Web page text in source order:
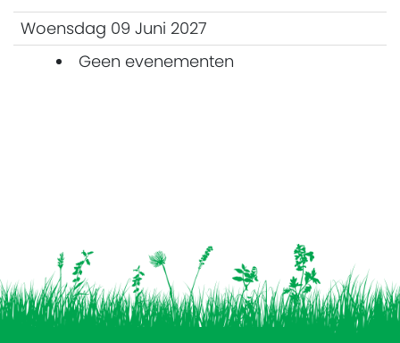
Woensdag 09 Juni 2027
Geen evenementen